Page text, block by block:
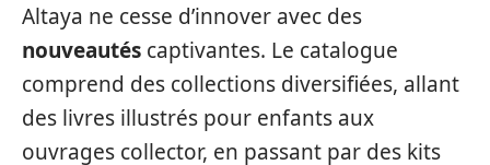
Altaya ne cesse d’innover avec des
nouveautés captivantes. Le catalogue
comprend des collections diversifiées, allant
des livres illustrés pour enfants aux
ouvrages collector, en passant par des kits